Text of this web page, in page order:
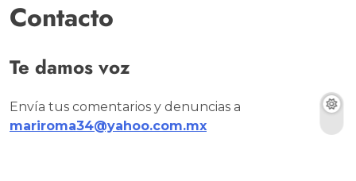
Contacto
Te damos voz
Envía tus comentarios y denuncias a
mariroma34@yahoo.com.mx